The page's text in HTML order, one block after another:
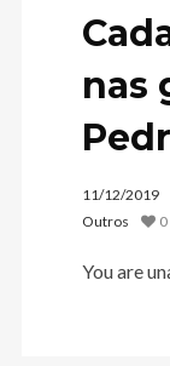
nas
11/12/2019
Outros
0
You are